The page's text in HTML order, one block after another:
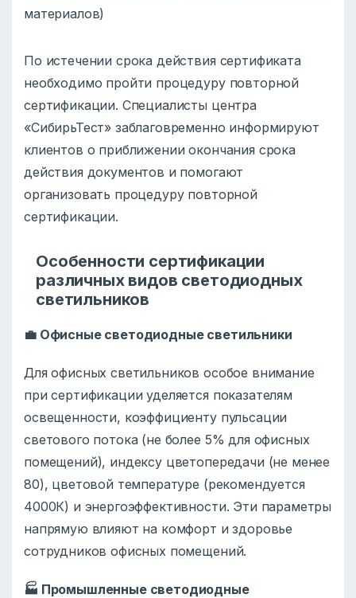
материалов)
По истечении срока действия сертификата
необходимо пройти процедуру повторной
сертификации. Специалисты центра
«СибирьТест» заблаговременно информируют
клиентов о приближении окончания срока
действия документов и помогают
организовать процедуру повторной
сертификации.
Особенности сертификации
различных видов светодиодных
светильников
💼Офисные светодиодные светильники
Для офисных светильников особое внимание
при сертификации уделяется показателям
освещенности, коэффициенту пульсации
светового потока (не более 5% для офисных
помещений), индексу цветопередачи (не менее
80), цветовой температуре (рекомендуется
4000К) и энергоэффективности. Эти параметры
напрямую влияют на комфорт и здоровье
сотрудников офисных помещений.
🏭 Промышленные светодиодные